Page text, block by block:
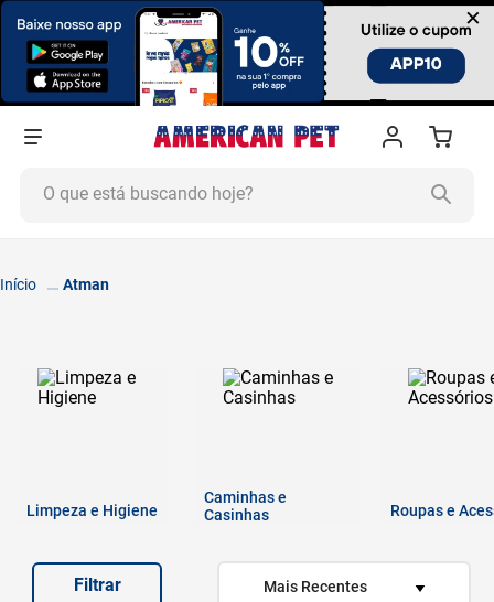
×
Atman
Limpeza e Higiene
Caminhas e
Casinhas
Roupas e
Mais Recentes
Filtrar
4º
areia
7º
ração úmida